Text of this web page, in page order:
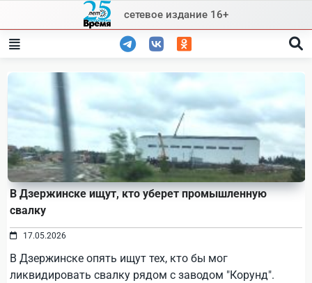
content
сетевое издание 16+
В Дзержинске ищут, кто уберет промышленную
свалку
17.05.2026
В Дзержинске опять ищут тех, кто бы мог
ликвидировать свалку рядом с заводом "Корунд".